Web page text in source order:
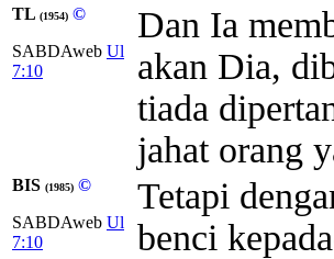
TL (1954) ©
SABDAweb Ul
7:10
Dan Ia
akan Dia,
tiada
jahat orang
BIS (1985) ©
SABDAweb Ul
7:10
Tetapi
benci